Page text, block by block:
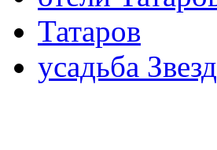
Татаров
усадьба